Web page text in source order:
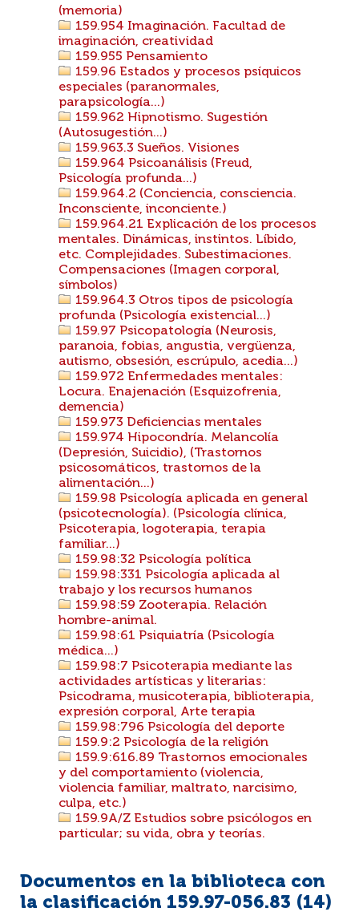
(memoria)
159.954 Imaginación. Facultad de
imaginación, creatividad
159.955 Pensamiento
159.96 Estados y procesos psíquicos
especiales (paranormales,
parapsicología...)
159.962 Hipnotismo. Sugestión
(Autosugestión...)
159.963.3 Sueños. Visiones
159.964 Psicoanálisis (Freud,
Psicología profunda...)
159.964.2 (Conciencia, consciencia.
Inconsciente, inconciente.)
159.964.21 Explicación de los procesos
mentales. Dinámicas, instintos. Líbido,
etc. Complejidades. Subestimaciones.
Compensaciones (Imagen corporal,
símbolos)
159.964.3 Otros tipos de psicología
profunda (Psicología existencial...)
159.97 Psicopatología (Neurosis,
paranoia, fobias, angustia, vergüenza,
autismo, obsesión, escrúpulo, acedia...)
159.972 Enfermedades mentales:
Locura. Enajenación (Esquizofrenia,
demencia)
159.973 Deficiencias mentales
159.974 Hipocondría. Melancolía
(Depresión, Suicidio), (Trastornos
psicosomáticos, trastornos de la
alimentación...)
159.98 Psicología aplicada en general
(psicotecnología). (Psicología clínica,
Psicoterapia, logoterapia, terapia
familiar...)
159.98:32 Psicología política
159.98:331 Psicología aplicada al
trabajo y los recursos humanos
159.98:59 Zooterapia. Relación
hombre-animal.
159.98:61 Psiquiatría (Psicología
médica...)
159.98:7 Psicoterapia mediante las
actividades artísticas y literarias:
Psicodrama, musicoterapia, biblioterapia,
expresión corporal, Arte terapia
159.98:796 Psicología del deporte
159.9:2 Psicología de la religión
159.9:616.89 Trastornos emocionales
y del comportamiento (violencia,
violencia familiar, maltrato, narcisimo,
culpa, etc.)
159.9A/Z Estudios sobre psicólogos en
particular; su vida, obra y teorías.
Documentos en la biblioteca con
la clasificación 159.97-056.83 (14)